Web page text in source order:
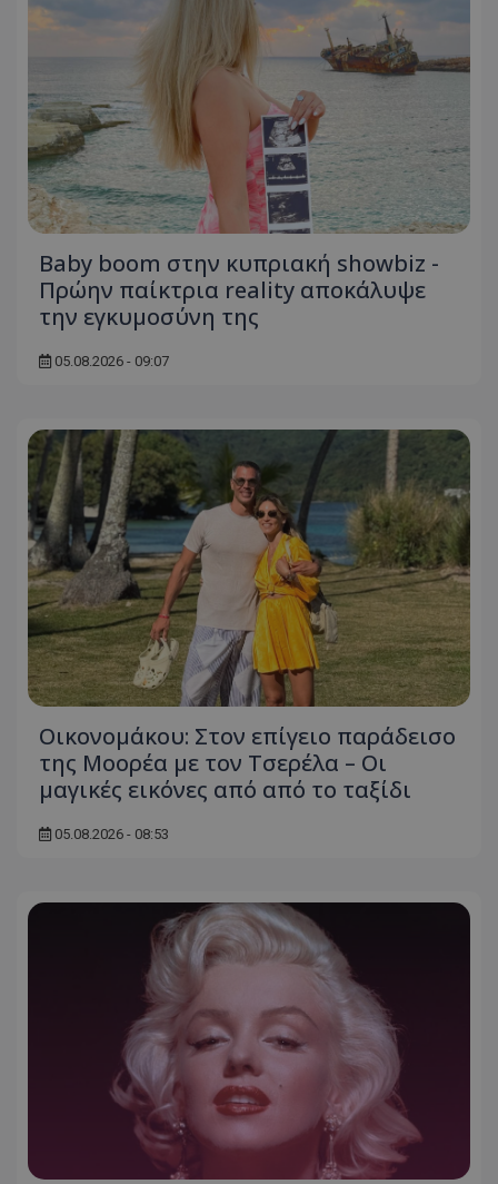
Baby boom στην κυπριακή showbiz -
Πρώην παίκτρια reality αποκάλυψε
την εγκυμοσύνη της
05.08.2026 - 09:07
Οικονομάκου: Στον επίγειο παράδεισο
της Μοορέα με τον Τσερέλα – Οι
μαγικές εικόνες από από το ταξίδι
05.08.2026 - 08:53